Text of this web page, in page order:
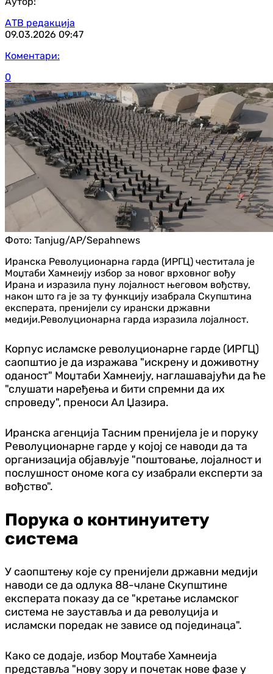
АТВ редакција
09.03.2026 09:47
Коментари:
0
Фото: Tanjug/AP/Sepahnews
Иранска Револуционарна гарда (ИРГЦ) честитала је
Моџтаби Хамнеију избор за новог врховног вођу
Ирана и изразила пуну лојалност његовом вођству,
након што га је за ту функцију изабрала Скупштина
експерата, пренијели су ирански државни
медији.Револуционарна гарда изразила лојалност.
Корпус исламске револуционарне гарде (ИРГЦ)
саопштио је да изражава "искрену и доживотну
оданост" Моџтаби Хамнеију, наглашавајући да ће
"слушати наређења и бити спремни да их
спроведу", преноси Ал Џазира.
Иранска агенција Тасним пренијела је и поруку
Револуционарне гарде у којој се наводи да та
организација објављује "поштовање, лојалност и
послушност ономе кога су изабрали експерти за
вођство".
Порука о континуитету
система
У саопштењу које су пренијели државни медији
наводи се да одлука 88-члане Скупштине
експерата показу да се "кретање исламског
система не зауставља и да револуција и
исламски поредак не зависе од појединаца".
Како се додаје, избор Моџтабе Хамнеија
представља "нову зору и почетак нове фазе у